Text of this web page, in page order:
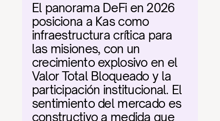
El panorama DeFi en 2026
posiciona a Kas como
infraestructura crítica para
las misiones, con un
crecimiento explosivo en el
Valor Total Bloqueado y la
participación institucional. El
sentimiento del mercado es
constructivo a medida que